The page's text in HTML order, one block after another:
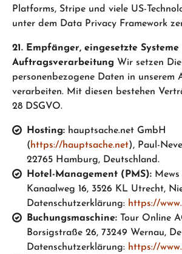
Platforms, Stripe und viele US-
unter dem Data Privacy Framework
21. Empfänger, eingesetzte Systeme
Auftragsverarbeitung Wir setzen
personenbezogene Daten in unserem
verarbeiten. Mit diesen bestehen
28 DSGVO.
Hosting: hauptsache.net GmbH
(https://hauptsache.net), Paul-
22765 Hamburg, Deutschland.
Hotel-Management (PMS): Mews
Kanaalweg 16, 3526 KL Utrecht,
Datenschutzerklärung: https://
Buchungsmaschine: Tour Online
Borsigstraße 26, 73249 Wernau,
Datenschutzerklärung: https://